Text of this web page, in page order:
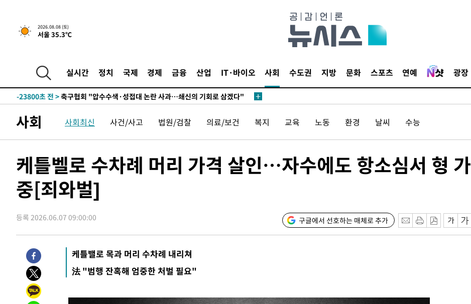
2026.08.08 (토)
서울 35.3℃
실시간 정치 국제 경제 금융 산업 IT·바이오 사회 수도권 지방 문화 스포츠 연예 광장
-4064초 전 >[속보]뉴욕증시 상승 마감…S&P 0.6% 나스닥 1.3%↑
-30555초 전 >
여수 오동도 해상서 모터보트 전복…1명 사망·1명 실종
-26782초 전 >
주 날씨]
-23800초 전 >축구협회 "압수수색·성접대 논란 사과…쇄신의 기회로 삼겠다"
송"
-10938초 전 >
'최고 37도' 폭염 지속…강원동해안 최대 150㎜ 비
-4064초 전 >[속보]뉴욕증시 상승 마감…S&P 0.6% 나스닥 1.3%↑
-30555초 전 >여수 오동도 해상서 모터보트 전복…1명 사망·1명 실종
-26782초 전 > 극한폭염 한풀 꺾이지만…'낮 최고 35도' 무더위, 열대야 계속[다음
주 날씨]
-23800초 전 >축구협회 "압수수색·성접대 논란 사과…쇄신의 기회로 삼겠다"
송"
-10938초 전 >'최고 37도' 폭염 지속…강원동해안 최대 150㎜ 비
-4064초 전 >[속보]뉴욕증시 상승 마감…S&P 0.6% 나스닥 1.3%↑
사회 사회최신 사건/사고 법원/검찰 의료/보건 복지 교육 노동 환경 날씨 수능
케틀벨로 수차례 머리 가격 살인…자수에도 항소심서 형 가
중[죄와벌]
등록 2026.06.07 09:00:00 구글에서 선호하는 매체로 추가
케틀밸로 목과 머리 수차례 내리쳐
法 "범행 잔혹해 엄중한 처벌 필요"